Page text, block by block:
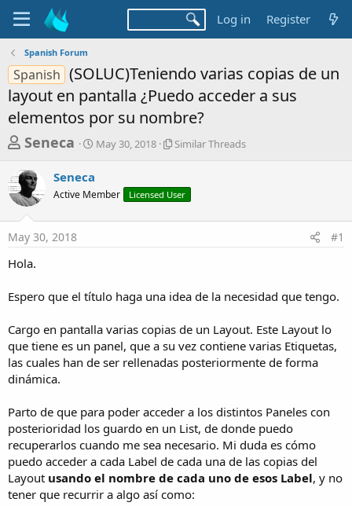
Log in Register
Spanish Forum
Spanish (SOLUC)Teniendo varias copias de un
layout en pantalla ¿Puedo acceder a sus
elementos por su nombre?
T
r
e
a
d
s
a
t
e
r
Seneca
S
t
a
May 30, 2018
S
l
r
a
Similar Threads
Seneca
Active Member Licensed User
May 30, 2018 #1
Hola.
Espero que el título haga una idea de la necesidad que tengo.
Cargo en pantalla varias copias de un Layout. Este Layout lo
que tiene es un panel, que a su vez contiene varias Etiquetas,
las cuales han de ser rellenadas posteriormente de forma
dinámica.
Parto de que para poder acceder a los distintos Paneles con
posterioridad los guardo en un List, de donde puedo
recuperarlos cuando me sea necesario. Mi duda es cómo
puedo acceder a cada Label de cada una de las copias del
Layout usando el nombre de cada uno de esos Label, y no
tener que recurrir a algo así como: